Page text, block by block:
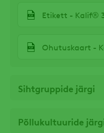
Etikett - Kalif®
Ohutuskaart -
Sihtgruppide järgi
Põllukultuuride